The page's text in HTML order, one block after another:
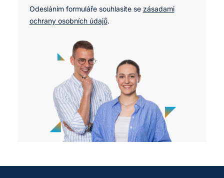
Odesláním formuláře souhlasíte se zásadami
ochrany osobních údajů.